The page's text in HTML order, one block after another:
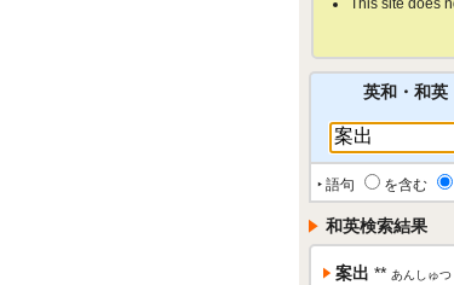
This site does
英和・和英
‣ 語句 を含む
和英検索結果
案出 ** あんしゅつ